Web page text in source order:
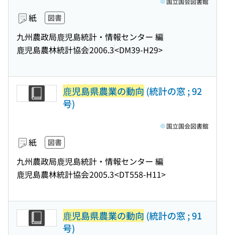
紙 図書
九州農政局鹿児島統計・情報センター 編
鹿児島農林統計協会2006.3<DM39-H29>
鹿児島県農業の動向 (統計の窓 ; 92
号)
紙 図書
九州農政局鹿児島統計・情報センター 編
鹿児島農林統計協会2005.3<DT558-H11>
国立国会図書館
鹿児島県農業の動向 (統計の窓 ; 91
号)